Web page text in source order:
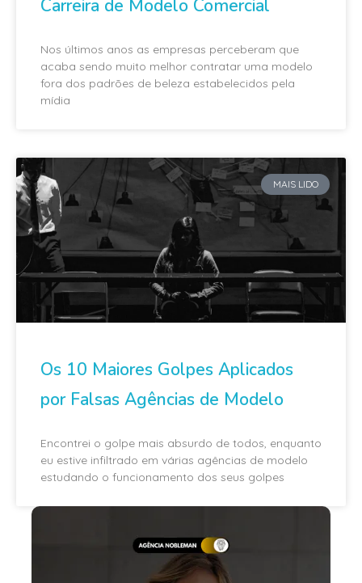
Carreira de Modelo Comercial
Nos últimos anos as empresas perceberam que
acaba sendo muito melhor contratar uma modelo
fora dos padrões de beleza estabelecidos pela
mídia
MAIS LIDO
Os 10 Maiores Golpes Aplicados
por Falsas Agências de Modelo
Encontrei o golpe mais absurdo de todos, enquanto
eu estive infiltrado em várias agências de modelo
estudando o funcionamento dos seus golpes